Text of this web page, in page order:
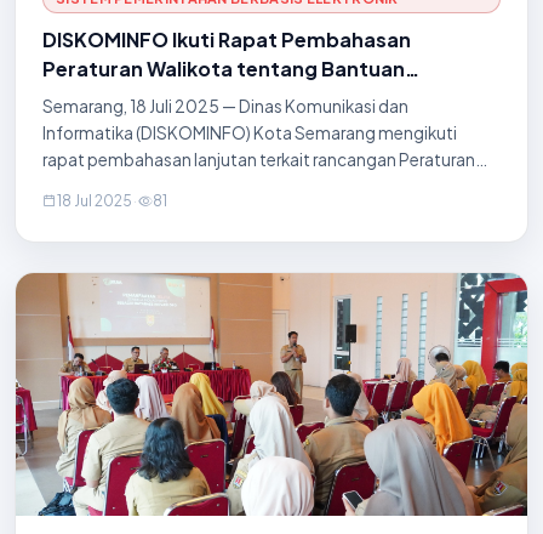
DISKOMINFO Ikuti Rapat Pembahasan
Peraturan Walikota tentang Bantuan
Operasional PKK, RT, dan RW
Semarang, 18 Juli 2025 — Dinas Komunikasi dan
Informatika (DISKOMINFO) Kota Semarang mengikuti
rapat pembahasan lanjutan terkait rancangan Peraturan
RT, dan RW yang digelar di lingkungan Pemerintah
18 Jul 2025 · 81